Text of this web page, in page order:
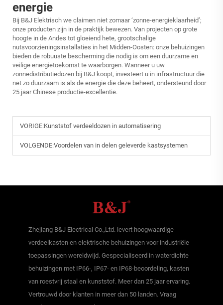
energie
Bij B&J Elektrisch we claimen niet zomaar ‘zonne-energieklaarheid’;
onze producten zijn in de praktijk bewezen. Van projecten op grote
hoogte in de Andes tot gloeiend hete, grootschalige
nutsvoorzieningsinstallaties in het Midden-Oosten: onze behuizingen
bieden de robuuste bescherming die nodig is om een duurzame en
veilige energietoekomst te waarborgen. Wanneer u uw
zonnedistributiedozen bij B&J koopt, investeert u in infrastructuur die
net zo duurzaam is als de energie die deze beheert, ondersteund door
25 jaar Chinese productie-excellentie.
VORIGE:Kunststof verdeeldozen in automatisering
VOLGENDE:Voordelen van in delen geleverde kastsystemen
Zhejiang B&J Electrical Co.,Ltd. levert hoogwaardige
verdeelkasten en elektrische behuizingen voor industriële
toepassingen wereldwijd. Gespecialiseerd in waterdichte
behuizingen met IP66-, IP67- en IP68-beoordeling, kasten
van roestvrij staal en kunststof. Meer dan 25 jaar ervaring.
Vertrouwd door klanten in meer dan 50 landen. Vraag